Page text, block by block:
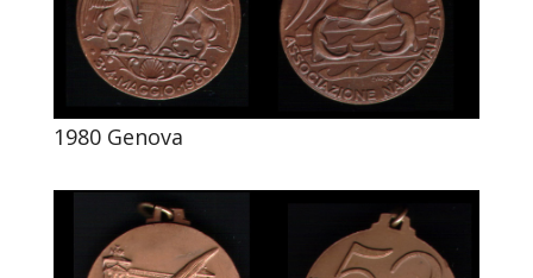
1980 Genova